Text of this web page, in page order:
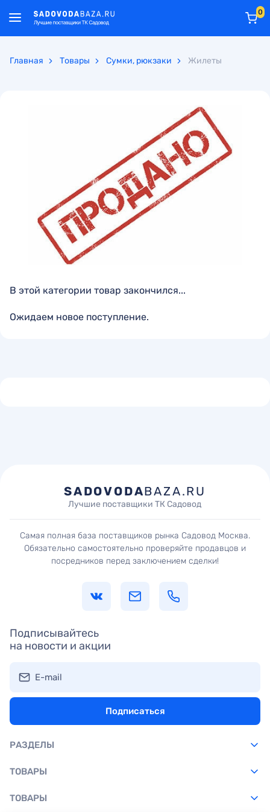
0
Главная Товары Сумки, рюкзаки Жилеты
В этой категории товар закончился...
Ожидаем новое поступление.
SADOVODABAZA.RU
Лучшие поставщики ТК Садовод
Самая полная база поставщиков рынка Садовод Москва.
Обязательно самостоятельно проверяйте продавцов и
посредников перед заключением сделки!
Подписывайтесь
на новости и акции
E-mail
Подписаться
РАЗДЕЛЫ
ТОВАРЫ
ТОВАРЫ